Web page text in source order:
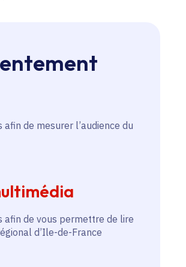
de mesurer l’audience du
afin de vous permettre de lire
d’Ile-de-France